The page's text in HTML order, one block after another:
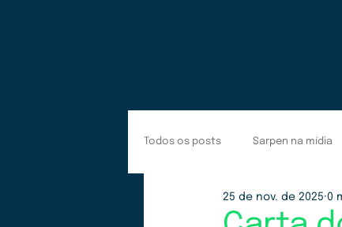
Todos os posts Sarpen na mídia
25 de nov. de 2025 0